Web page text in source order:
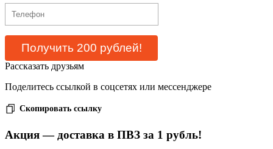
Рассказать друзьям
Поделитесь ссылкой в соцсетях или мессенджере
Скопировать ссылку
Акция — доставка в ПВЗ за 1 рубль!